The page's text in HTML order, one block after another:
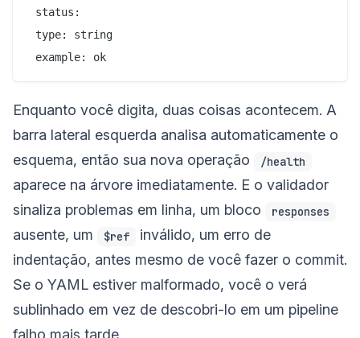
status:
type: string
Enquanto você digita, duas coisas acontecem. A
barra lateral esquerda analisa automaticamente o
esquema, então sua nova operação
/health
aparece na árvore imediatamente. E o validador
sinaliza problemas em linha, um bloco
responses
ausente, um $ref
inválido, um erro de
indentação, antes mesmo de você fazer o commit.
Se o YAML estiver malformado, você o verá
sublinhado em vez de descobri-lo em um pipeline